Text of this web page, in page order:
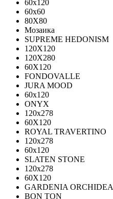
60x120
60x60
80X80
Мозаика
SUPREME HEDONISM
120X120
120X280
60X120
FONDOVALLE
JURA MOOD
60х120
ONYX
120х278
60X120
ROYAL TRAVERTINO
120х278
60х120
SLATEN STONE
120х278
60X120
GARDENIA ORCHIDEA
BON TON